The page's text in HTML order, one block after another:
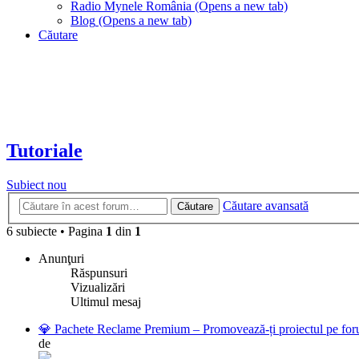
Radio Mynele România (Opens a new tab)
Blog (Opens a new tab)
Căutare
Tutoriale
Subiect nou
Căutare
Căutare avansată
6 subiecte • Pagina 1 din 1
Anunţuri
Răspunsuri
Vizualizări
Ultimul mesaj
💎 Pachete Reclame Premium – Promovează-ți proiectul pe
de